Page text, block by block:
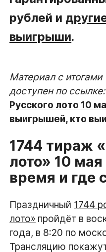
рублей и
выигрыши.
Материал с
доступен по ссылке:
Русского лото 10
выигрышей, кто
1744 тираж
лото» 10
время и где
Праздничный 1744
лото» пройдёт в
года, в 8:20 по
Трансляцию